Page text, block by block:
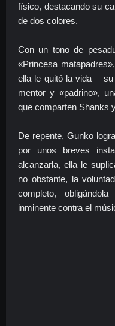
físico, destacando su
de dos colores.
Con un tono de
«Princesa
ella le quitó la vida
mentor y «padrino»,
que comparten Shanks
De repente, Gunko
por unos breves
alcanzarla, ella le
no obstante, la
completo,
inminente contra el